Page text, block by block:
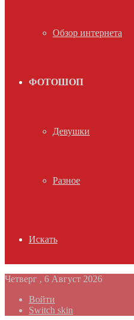
Обзор интернета
ФОТОШОП
Девушки
Разное
Искать
Четверг , 6 Август 2026
Войти
Switch skin